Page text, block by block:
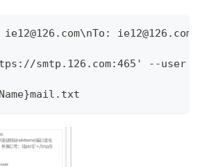
smtp.126.com:465' --user